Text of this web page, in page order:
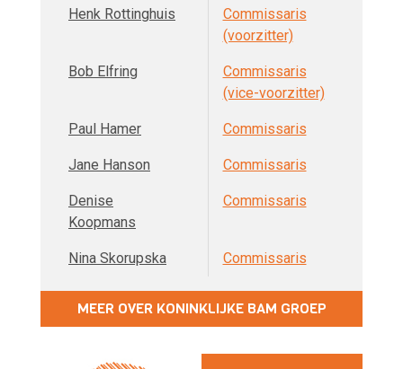
Henk Rottinghuis
Commissaris
(voorzitter)
Bob Elfring
Commissaris
(vice-voorzitter)
Paul Hamer Commissaris
Jane Hanson Commissaris
Denise
Koopmans
Commissaris
Nina Skorupska Commissaris
MEER OVER KONINKLIJKE BAM GROEP